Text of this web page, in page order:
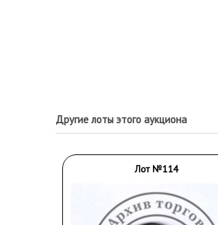
Другие лоты этого аукциона
Лот №114